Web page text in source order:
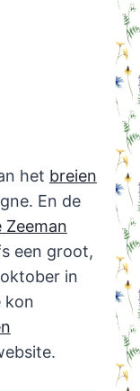
het breien
En de
een groot,
in
kon